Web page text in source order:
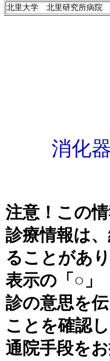
北里大学 北里研究所病院
消化
注意！この
診療情報は
ることがあり
表示の「○」
診の意思を
ことを確認
通院手段を